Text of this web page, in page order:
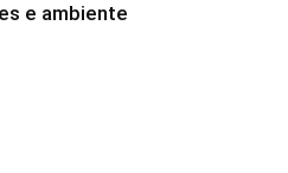
e ambiente